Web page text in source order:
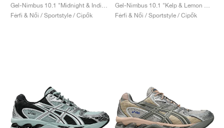
Férfi & Női / Sportstyle / Cipők
Férfi & Női / Sportstyle / Cipők